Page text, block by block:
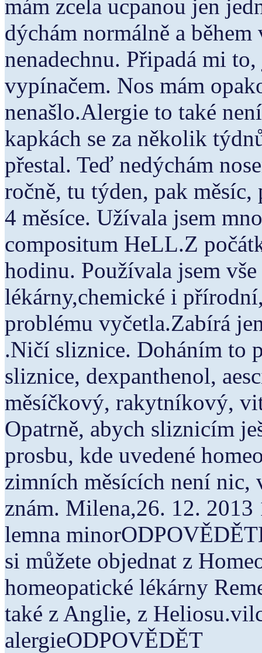
mám zcela ucpanou jen
dýchám normálně a
nenadechnu. Připadá mi
vypínačem. Nos mám
nenašlo.Alergie to také
kapkách se za několik
přestal. Teď nedýchám
ročně, tu týden, pak
4 měsíce. Užívala jsem
compositum HeLL.Z
hodinu. Používala jsem
lékárny,chemické i
problému vyčetla.Zabírá
.Ničí sliznice. Doháním to
sliznice, dexpanthenol,
měsíčkový, rakytníkový,
Opatrně, abych sliznicím
prosbu, kde uvedené
zimních měsících není
znám. Milena,26. 12. 2013
lemna
si můžete objednat z
homeopatické lékárny
také z Anglie, z
alergieODPOVĚDĚT